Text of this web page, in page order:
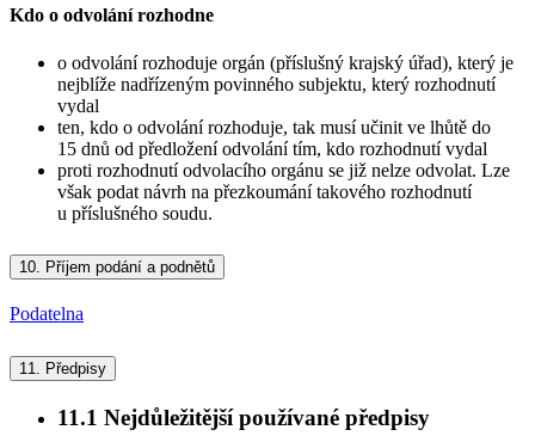
Kdo o odvolání rozhodne
o odvolání rozhoduje orgán (příslušný krajský úřad), který je
nejblíže nadřízeným povinného subjektu, který rozhodnutí
vydal
ten, kdo o odvolání rozhoduje, tak musí učinit ve lhůtě do
15 dnů od předložení odvolání tím, kdo rozhodnutí vydal
proti rozhodnutí odvolacího orgánu se již nelze odvolat. Lze
však podat návrh na přezkoumání takového rozhodnutí
u příslušného soudu.
10. Příjem podání a podnětů
Podatelna
11. Předpisy
11.1 Nejdůležitější používané předpisy